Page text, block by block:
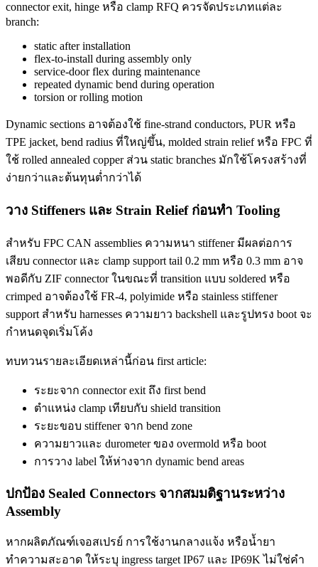
connector exit, hinge หรือ clamp RFQ ควรจัดประเภทแต่ละ
branch:
static after installation
flex-to-install during assembly only
service-door flex during maintenance
repeated dynamic bend during operation
torsion or rolling motion
Dynamic sections อาจต้องใช้ fine-strand conductors, PUR หรือ
TPE jacket, bend radius ที่ใหญ่ขึ้น, molded strain relief หรือ FPC ที่
ใช้ rolled annealed copper ส่วน static branches มักใช้โครงสร้างที่
ง่ายกว่าและต้นทุนต่ำกว่าได้
วาง Stiffeners และ Strain Relief ก่อนทำ Tooling
สำหรับ FPC CAN assemblies ความหนา stiffener มีผลต่อการ
เสียบ connector และ clamp support tail 0.2 mm หรือ 0.3 mm อาจ
พอดีกับ ZIF connector ในขณะที่ transition แบบ soldered หรือ
crimped อาจต้องใช้ FR-4, polyimide หรือ stainless stiffener
support สำหรับ harnesses ความยาว backshell และรูปทรง boot จะ
กำหนดจุดเริ่มโค้ง
ทบทวนรายละเอียดเหล่านี้ก่อน first article:
ระยะจาก connector exit ถึง first bend
ตำแหน่ง clamp เทียบกับ shield transition
ระยะขอบ stiffener จาก bend zone
ความยาวและ durometer ของ overmold หรือ boot
การวาง label ให้ห่างจาก dynamic bend areas
ปกป้อง Sealed Connectors จากสมมติฐานระหว่าง
Assembly
หากผลิตภัณฑ์เจอสเปรย์ การใช้งานกลางแจ้ง หรือน้ำยา
ทำความสะอาด ให้ระบุ ingress target IP67 และ IP69K ไม่ใช่คำ